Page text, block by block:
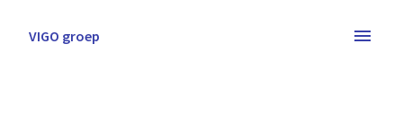
VIGO groep
Homepagina